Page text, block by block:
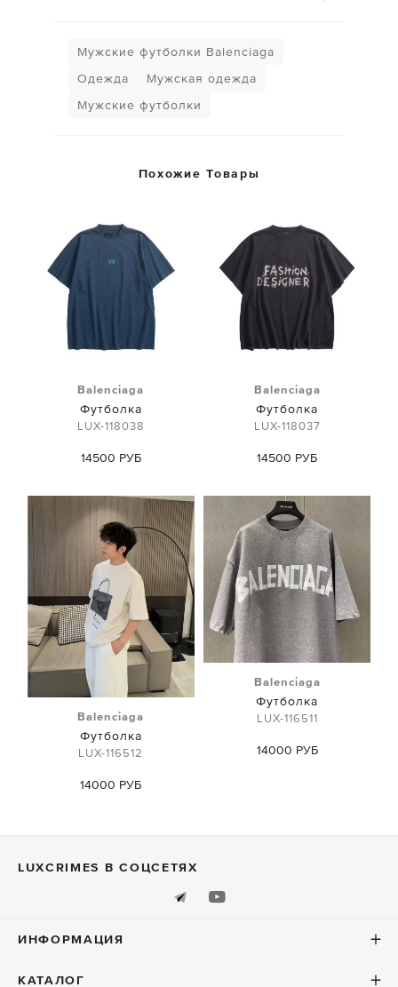
Мужские футболки Balenciaga
Одежда
Мужская одежда
Мужские футболки
Похожие Товары
Balenciaga
Футболка
LUX-118038
14500 РУБ
Balenciaga
Футболка
LUX-118037
14500 РУБ
Balenciaga
Футболка
LUX-116512
14000 РУБ
Balenciaga
Футболка
LUX-116511
14000 РУБ
LUXСRIMES В СОЦСЕТЯХ
ИНФОРМАЦИЯ
КАТАЛОГ